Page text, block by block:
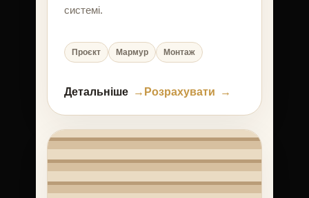
системі.
Проєкт Мармур Монтаж
Детальніше Розрахувати